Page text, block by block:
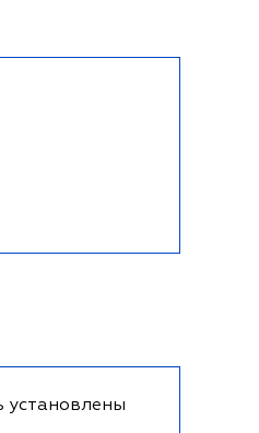
установлены